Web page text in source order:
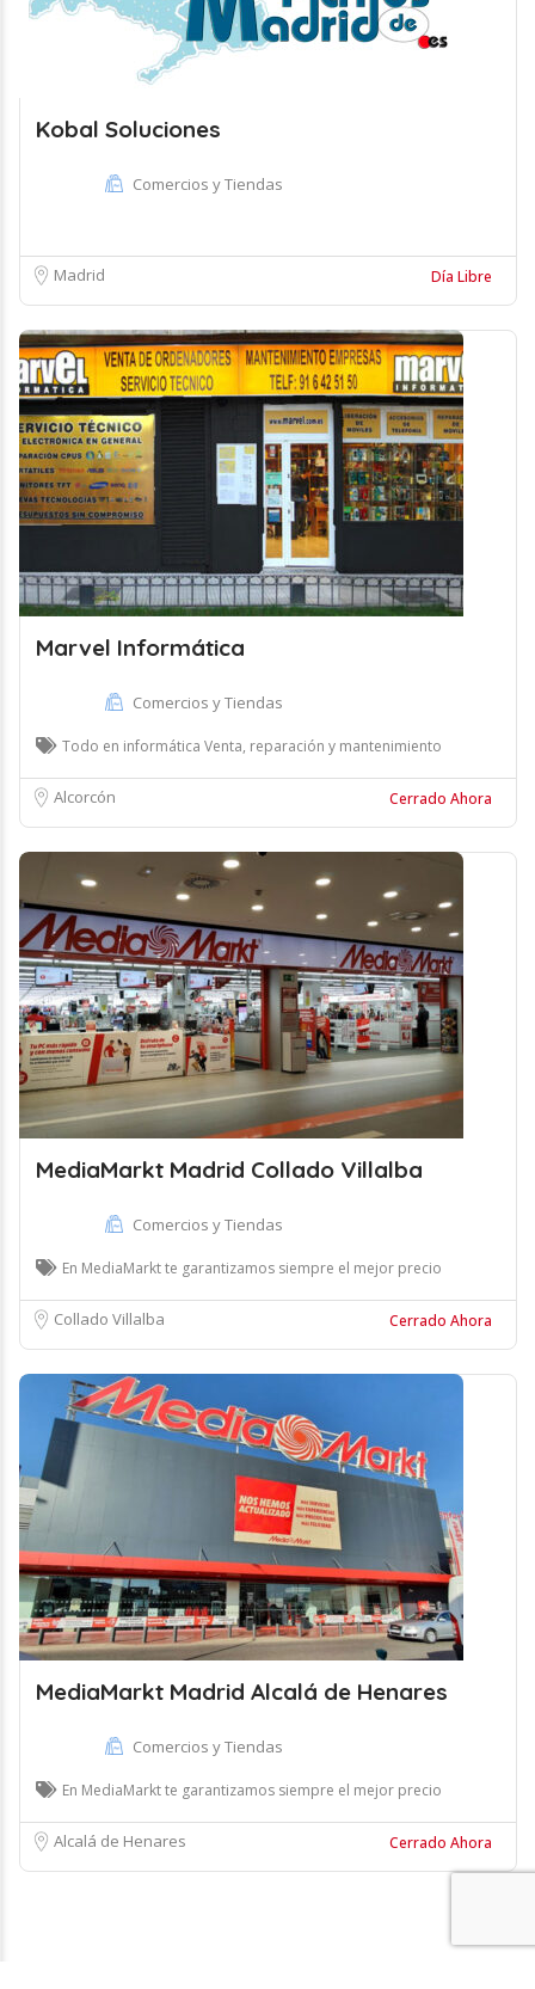
Kobal Soluciones
Comercios y Tiendas
Madrid Día Libre
Marvel Informática
Comercios y Tiendas
Todo en informática Venta, reparación y mantenimiento
Alcorcón Cerrado Ahora
MediaMarkt Madrid Collado Villalba
Comercios y Tiendas
En MediaMarkt te garantizamos siempre el mejor precio
Collado Villalba Cerrado Ahora
MediaMarkt Madrid Alcalá de Henares
Comercios y Tiendas
En MediaMarkt te garantizamos siempre el mejor precio
Alcalá de Henares Cerrado Ahora